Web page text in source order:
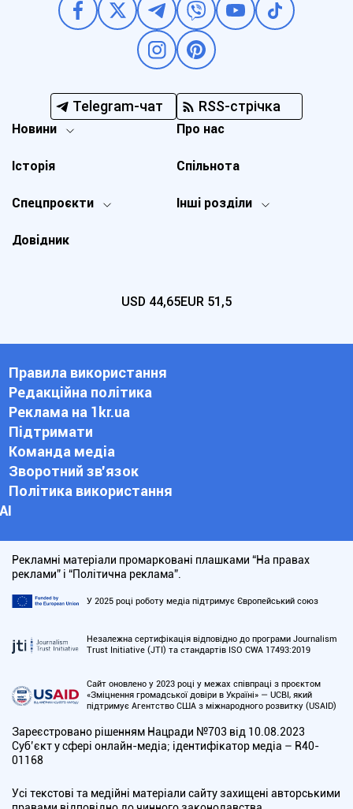
Telegram-чат RSS-стрічка
Новини
Спецпроєкти Інші розділи
Історія
Про нас
Довідник
Спільнота
USD 44,65EUR 51,5
Правила використання
Редакційна політика
Реклама на 1kr.ua
Підтримати
Команда медіа
Зворотний зв'язок
Політика використання
АІ
Рекламні матеріали промарковані плашками “На правах
реклами” і “Політична реклама”.
У 2025 році роботу медіа підтримує Європейський союз
Незалежна сертифікація відповідно до програми Journalism
Trust Initiative (JTI) та стандартів ISO CWA 17493:2019
Сайт оновлено у 2023 році у межах співпраці з проєктом
«Зміцнення громадської довіри в Україні» — UCBI, який
підтримує Агентство США з міжнародного розвитку (USAID)
Зареєстровано рішенням Нацради №703 від 10.08.2023
Cуб’єкт у сфері онлайн-медіа; ідентифікатор медіа – R40-
01168
Усі текстові та медійні матеріали сайту захищені авторськими